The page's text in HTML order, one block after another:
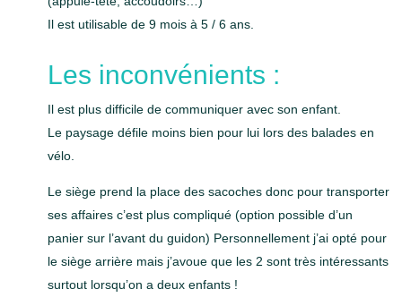
Il est utilisable de 9 mois à 5 / 6 ans.
Les inconvénients :
Il est plus difficile de communiquer avec son enfant.
Le paysage défile moins bien pour lui lors des balades en
vélo.
Le siège prend la place des sacoches donc pour transporter
ses affaires c’est plus compliqué (option possible d’un
panier sur l’avant du guidon) Personnellement j’ai opté pour
le siège arrière mais j’avoue que les 2 sont très intéressants
surtout lorsqu’on a deux enfants !